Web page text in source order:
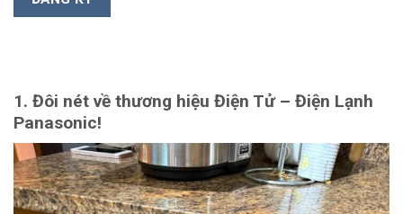
1. Đôi nét về thương hiệu Điện Tử – Điện Lạnh
Panasonic!